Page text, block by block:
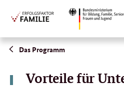
Direktlink:
Das Programm
Vorteile für